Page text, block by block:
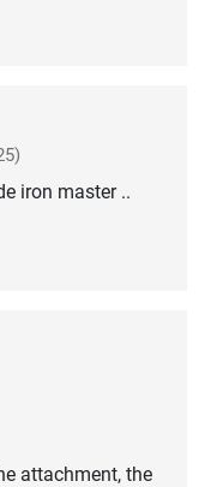
iron master ..
attachment, the